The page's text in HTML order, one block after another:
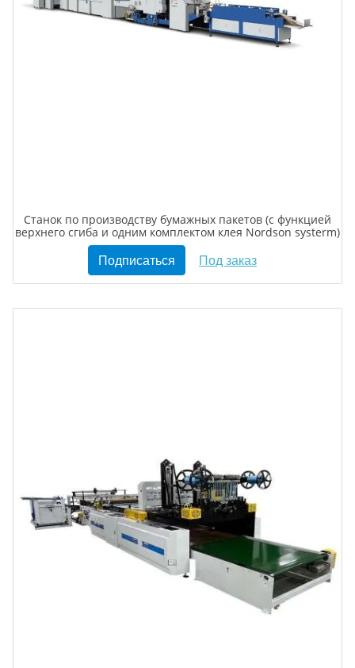
Станок по производству бумажных пакетов (с функцией
верхнего сгиба и одним комплектом клея Nordson systerm)
Подписаться Под заказ